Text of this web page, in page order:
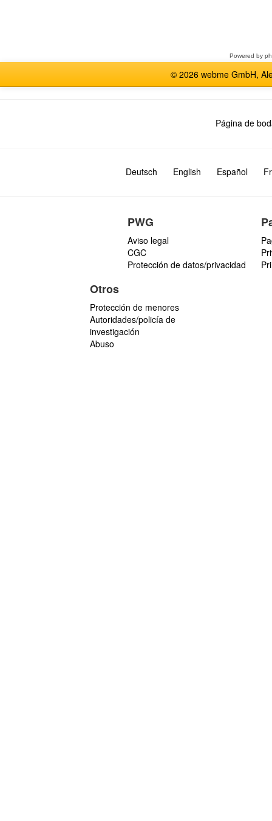
Powered by
© 2026 webme GmbH,
Página de
Deutsch English Español
PWG
Aviso legal
CGC
Protección de datos/privacidad
Otros
Protección de menores
Autoridades/policía de
investigación
Abuso